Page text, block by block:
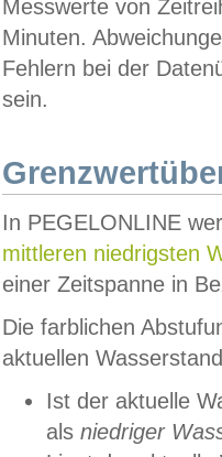
Messwerte von
Minuten.
Fehlern bei der
sein.
In PEGELONLINE
mittleren niedrigsten
einer Zeitspanne in
Die farblichen
aktuellen
Ist der aktuelle
als niedriger